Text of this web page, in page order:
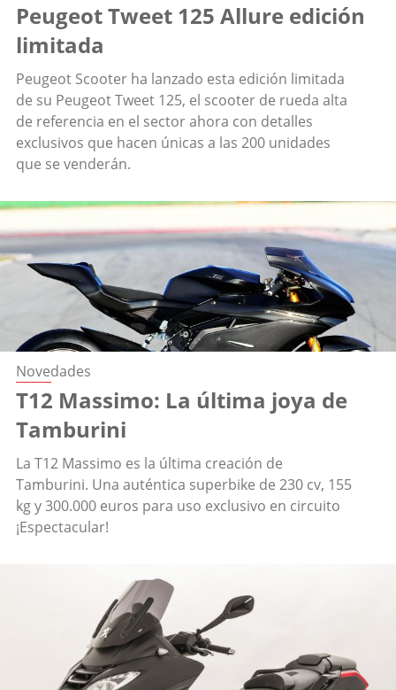
Peugeot Tweet 125 Allure edición
limitada
Peugeot Scooter ha lanzado esta edición limitada
de su Peugeot Tweet 125, el scooter de rueda alta
de referencia en el sector ahora con detalles
exclusivos que hacen únicas a las 200 unidades
que se venderán.
Novedades
T12 Massimo: La última joya de
Tamburini
La T12 Massimo es la última creación de
Tamburini. Una auténtica superbike de 230 cv, 155
kg y 300.000 euros para uso exclusivo en circuito
¡Espectacular!